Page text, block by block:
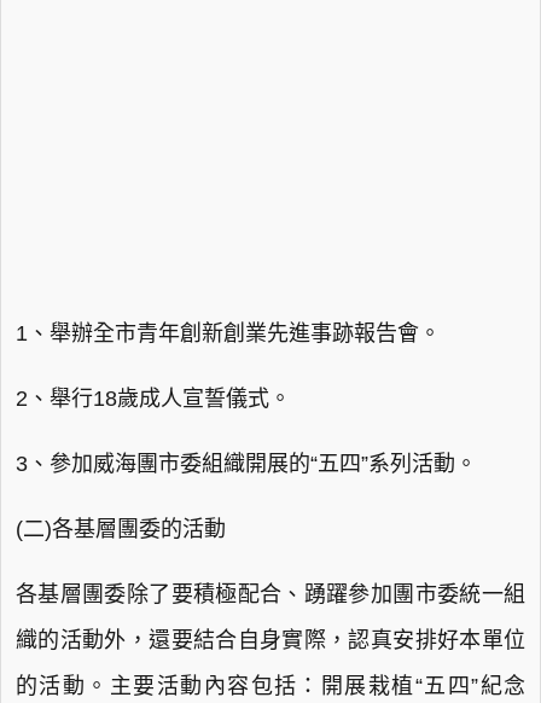
1、舉辦全市青年創新創業先進事跡報告會。
2、舉行18歲成人宣誓儀式。
3、參加威海團市委組織開展的“五四”系列活動。
(二)各基層團委的活動
各基層團委除了要積極配合、踴躍參加團市委統一組
織的活動外，還要結合自身實際，認真安排好本單位
的活動。主要活動內容包括：開展栽植“五四”紀念